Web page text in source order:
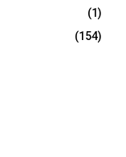
(1)
(154)